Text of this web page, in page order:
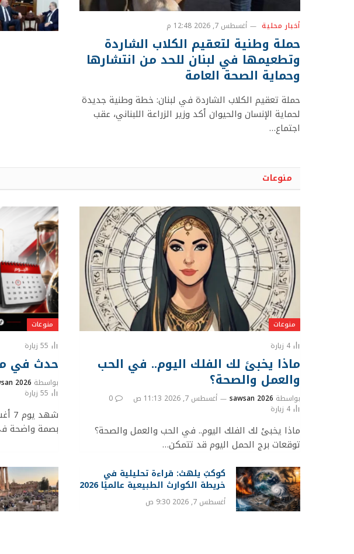
أخبار محلية أغسطس 7, 2026 12:48 م
حملة وطنية لتعقيم الكلاب الشاردة
وتطعيمها في لبنان للحد من انتشارها
وحماية الصحة العامة
حملة تعقيم الكلاب الشاردة في لبنان: خطة وطنية جديدة
لحماية الإنسان والحيوان أكد وزير الزراعة اللبناني، عقب
اجتماع…
منوعات
منوعات
4 زيارة
ماذا يخبئ لك الفلك اليوم.. في الحب
والعمل والصحة؟
بواسطة sawsan 2026 أغسطس 7, 2026 11:13 ص
0
4 زيارة
ماذا يخبئ لك الفلك اليوم.. في الحب والعمل والصحة؟
توقعات برج الحمل اليوم قد تتمكن…
منوعات
55 زيارة
حدث في مثل
بواسطة 2026
55 زيارة
بصمة واضحة
كوكبٌ يلهث: قراءة تحليلية في
خريطة الكوارث الطبيعية عالميًا 2026
أغسطس 7, 2026 9:30 ص